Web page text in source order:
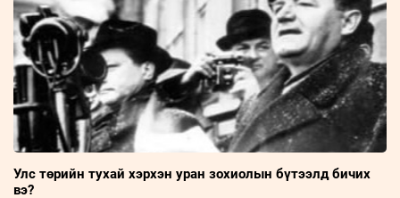
Улс төрийн тухай хэрхэн уран зохиолын бүтээлд бичих
вэ?